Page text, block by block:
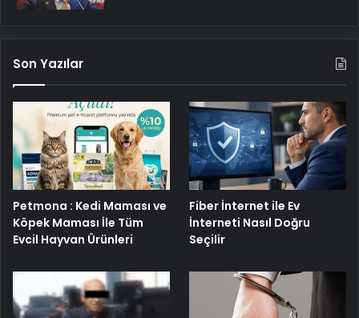
Son Yazılar
Petmona : Kedi Maması ve
Köpek Maması İle Tüm
Evcil Hayvan Ürünleri
Fiber İnternet ile Ev
İnterneti Nasıl Doğru
Seçilir